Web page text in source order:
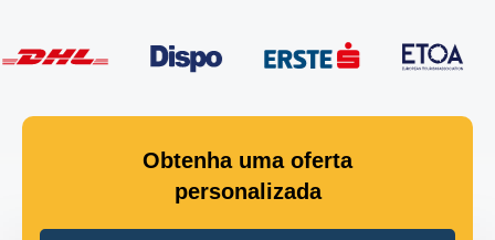
Obtenha uma oferta
personalizada